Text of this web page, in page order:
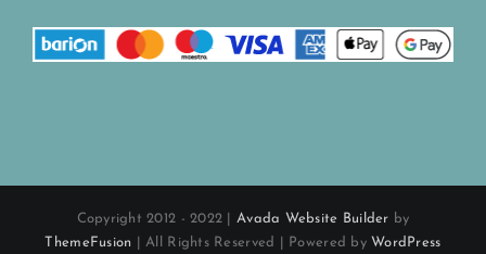
Copyright 2012 - 2022 | Avada Website Builder by
ThemeFusion | All Rights Reserved | Powered byWordPress